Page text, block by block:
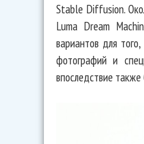
Stable Diffusion.
Luma Dream
вариантов для
фотографий и
впоследствие